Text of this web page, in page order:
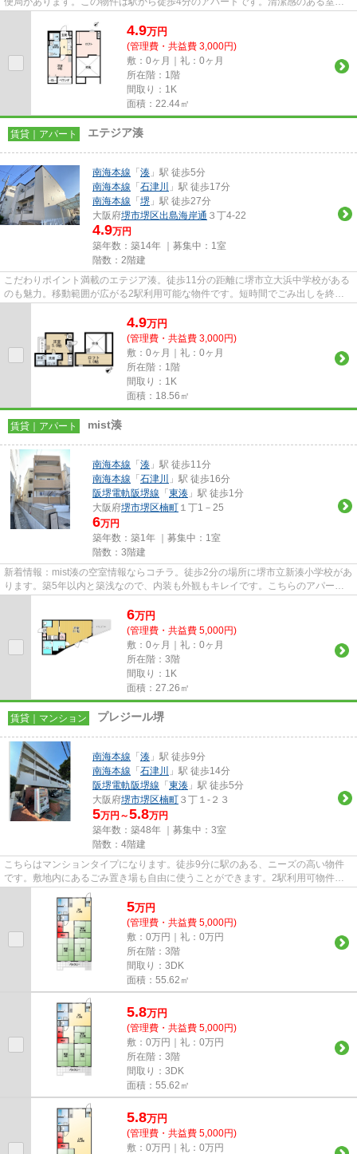
4.9万円
(管理費・共益費 3,000円)
敷：0ヶ月｜礼：0ヶ月
所在階：1階
間取り：1K
面積：22.44㎡
賃貸｜アパート エテジア湊
南海本線 「 湊 」駅 徒歩5分
南海本線 「 石津川
」駅 徒歩17分
南海本線 「 堺 」駅 徒歩27分
大阪府堺市堺区出島海岸通 ３丁4-22
4.9万円
築年数：築14年 ｜募集中： 1室
階数：2階建
こだわりポイント満載のエテジア湊。徒歩11分の距離に堺市立大浜中学校がある
のも魅力。移動範囲が広がる2駅利用可能な物件です。短時間でごみ出しを終え
4.9万円
(管理費・共益費 3,000円)
敷：0ヶ月｜礼：0ヶ月
所在階：1階
間取り：1K
面積：18.56㎡
賃貸｜アパート mist湊
南海本線 「 湊 」駅 徒歩11分
南海本線 「 石津川
」駅 徒歩16分
阪堺電軌阪堺線 「 東湊 」駅 徒歩1分
大阪府堺市堺区楠町 １丁1－25
6万円
築年数：築1年 ｜募集中： 1室
階数：3階建
新着情報：mist湊の空室情報ならコチラ。徒歩2分の場所に堺市立新湊小学校があ
ります。築5年以内と築浅なので、内装も外観もキレイです。こちらのアパート
6万円
(管理費・共益費 5,000円)
敷：0ヶ月｜礼：0ヶ月
所在階：3階
間取り：1K
面積：27.26㎡
賃貸｜マンション プレジール堺
南海本線 「 湊 」駅 徒歩9分
南海本線 「 石津川
」駅 徒歩14分
阪堺電軌阪堺線 「 東湊 」駅 徒歩5分
大阪府堺市堺区楠町 ３丁１-２３
5万円～5.8万円
築年数：築48年 ｜募集中： 3室
階数：4階建
こちらはマンションタイプになります。徒歩9分に駅のある、ニーズの高い物件
です。敷地内にあるごみ置き場も自由に使うことができます。2駅利用可物件な
ので、よく電車を利用する方に...
5万円
(管理費・共益費 5,000円)
敷：0万円｜礼：0万円
所在階：3階
間取り：3DK
面積：55.62㎡
5.8万円
(管理費・共益費 5,000円)
敷：0万円｜礼：0万円
所在階：3階
間取り：3DK
面積：55.62㎡
5.8万円
(管理費・共益費 5,000円)
敷：0万円｜礼：0万円